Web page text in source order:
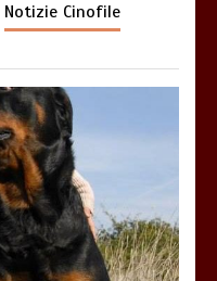
Notizie Cinofile